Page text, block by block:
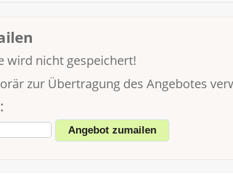
wird nicht gespeichert!
zur Übertragung des Angebotes